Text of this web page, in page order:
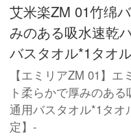
艾米楽ZM 01竹绵
みのある吸水速乾
バスタオル*1タオ
【エミリアZM 01】
ト柔らかで厚みのあ
通用バスタオル*1タ
定】-